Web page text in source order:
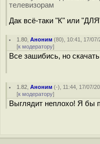
телевизорам
Дак всё-таки "К" или
1.80 ,Аноним (80), 10:41, 17/07/
[к модератору]
Все зашибись, но
1.82 ,Аноним (-), 11:44, 17/07/
[к модератору]
Выглядит неплохо! Я бы